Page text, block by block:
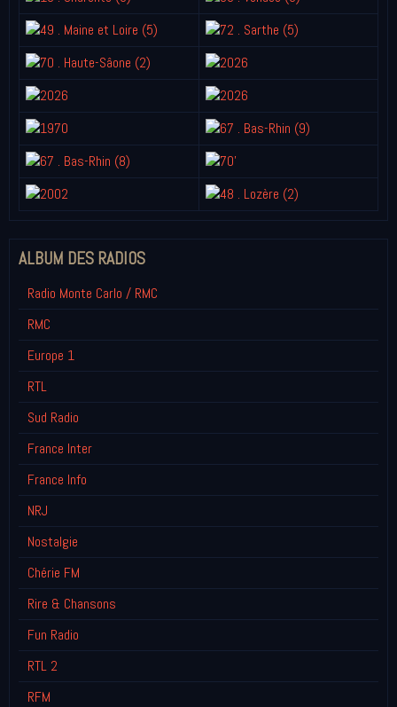
ALBUM DES RADIOS
Radio Monte Carlo / RMC
RMC
Europe 1
RTL
Sud Radio
France Inter
France Info
NRJ
Nostalgie
Chérie FM
Rire & Chansons
Fun Radio
RTL 2
RFM